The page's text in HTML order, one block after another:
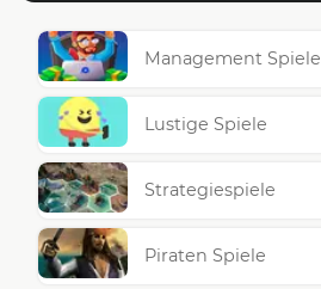
Management Spiele
Lustige Spiele
Strategiespiele
Piraten Spiele